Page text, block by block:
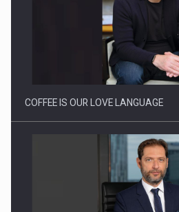
Proteinmaxxing and the Future of
COFFEE IS OUR LOVE LANGUAGE